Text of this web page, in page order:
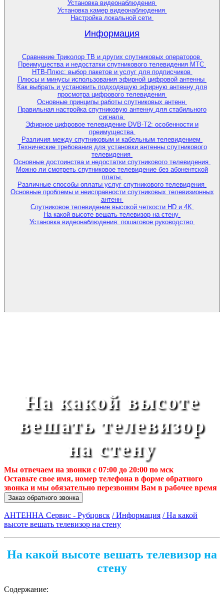
Установка видеонаблюдения
Установка камер видеонаблюдения
Настройка локальной сети
Информация
Сравнение Триколор ТВ и других спутниковых операторов
Преимущества и недостатки спутникового телевидения МТС
НТВ-Плюс: выбор пакетов и услуг для подписчиков
Плюсы и минусы использования эфирной цифровой антенны
Как выбрать и установить подходящую эфирную антенну для
просмотра цифрового телевидения
Основные принципы работы спутниковых антенн
Правильная настройка спутниковую антенну для стабильного
сигнала
Эфирное цифровое телевидение DVB-T2: особенности и
преимущества
Различия между спутниковым и кабельным телевидением
Технические требования для установки антенны спутникового
телевидения
Основные достоинства и недостатки спутникового телевидения
Можно ли смотреть спутниковое телевидение без абонентской
платы
Различные способы оплаты услуг спутникового телевидения
Основные проблемы и неисправности спутниковых телевизионных
антенн
Спутниковое телевидение высокой четкости HD и 4K
На какой высоте вешать телевизор на стену
Установка видеонаблюдения: пошаговое руководство
На какой высоте
вешать телевизор
на стену
Мы отвечаем на звонки с 07:00 до 20:00 по мск
Оставьте свое имя, номер телефона в форме обратного
звонка и мы обязательно перезвоним Вам в рабочее время
Заказ обратного звонка
АНТЕННА Сервис - Рубцовск / Информация / На какой
высоте вешать телевизор на стену
На какой высоте вешать телевизор на
стену
Содержание: